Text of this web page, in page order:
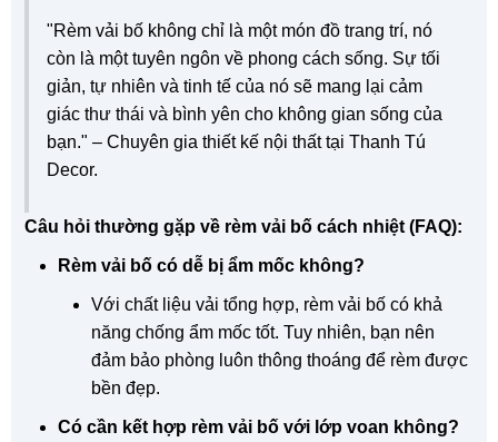
"Rèm vải bố không chỉ là một món đồ trang trí, nó
còn là một tuyên ngôn về phong cách sống. Sự tối
giản, tự nhiên và tinh tế của nó sẽ mang lại cảm
giác thư thái và bình yên cho không gian sống của
bạn." – Chuyên gia thiết kế nội thất tại Thanh Tú
Decor.
Câu hỏi thường gặp về rèm vải bố cách nhiệt (FAQ):
Rèm vải bố có dễ bị ẩm mốc không?
Với chất liệu vải tổng hợp, rèm vải bố có khả
năng chống ẩm mốc tốt. Tuy nhiên, bạn nên
đảm bảo phòng luôn thông thoáng để rèm được
bền đẹp.
Có cần kết hợp rèm vải bố với lớp voan không?